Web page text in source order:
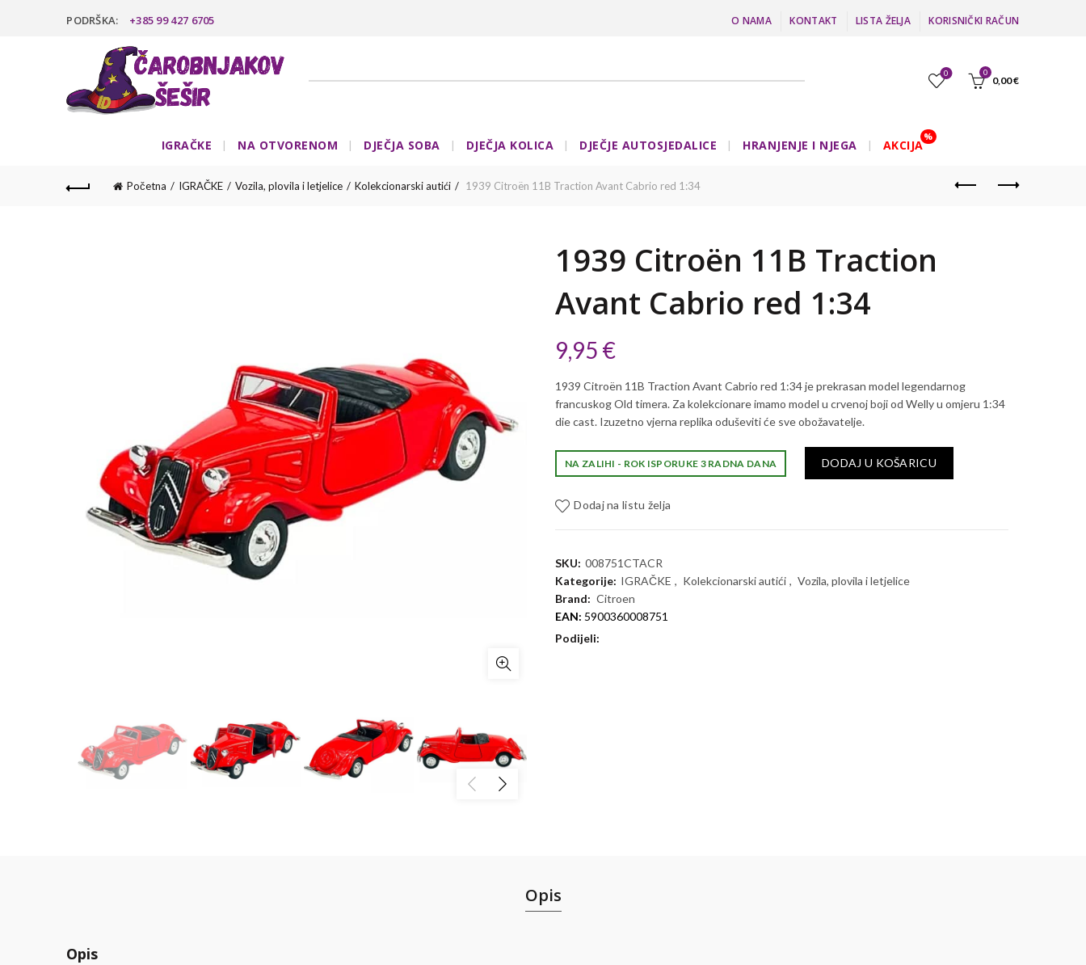
PODRŠKA: +385 99 427 6705 O NAMA KONTAKT LISTA ŽELJA KORISNIČKI RAČUN
0 0
0,00€
IGRAČKE NA OTVORENOM DJEČJA SOBA DJEČJA KOLICA DJEČJE AUTOSJEDALICE HRANJENJE I NJEGA AKCIJA
Početna IGRAČKE Vozila, plovila i letjelice Kolekcionarski autići 1939 Citroën 11B Traction Avant Cabrio red 1:34
1939 Citroën 11B Traction
Avant Cabrio red 1:34
9,95 €
1939 Citroën 11B Traction Avant Cabrio red 1:34 je prekrasan model legendarnog
francuskog Old timera. Za kolekcionare imamo model u crvenoj boji od Welly u omjeru 1:34
die cast. Izuzetno vjerna replika oduševiti će sve obožavatelje.
NA ZALIHI - ROK ISPORUKE 3 RADNA DANA DODAJ U KOŠARICU
Dodaj na listu želja
SKU: 008751CTACR
Kategorije: IGRAČKE , Kolekcionarski autići , Vozila, plovila i letjelice
Brand: Citroen
EAN: 5900360008751
Podijeli
Opis
Opis